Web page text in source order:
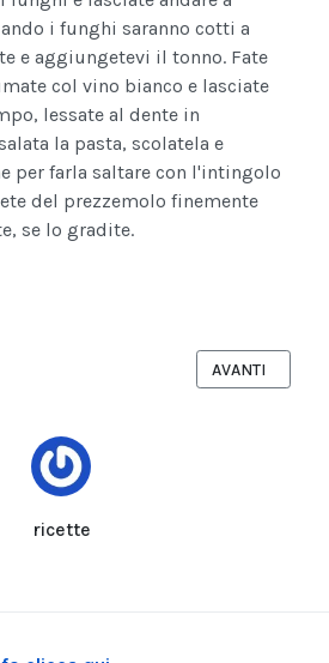
ricette
i funghi saranno cotti a
e aggiungetevi il tonno. Fate
col vino bianco e lasciate
lessate al dente in
la pasta, scolatela e
per farla saltare con l'intingolo
del prezzemolo finemente
se lo gradite.
MEZZE PENNE CREMOSE AL
ARTICOLO
AVANTI